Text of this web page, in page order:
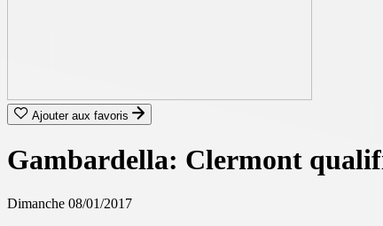
Ajouter aux favoris
Gambardella: Clermont
Dimanche 08/01/2017